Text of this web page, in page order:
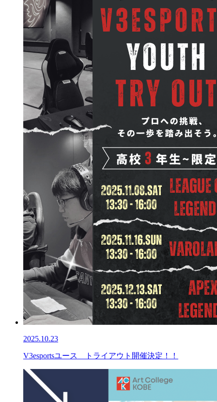
2025.10.23
V3esportsユース トライアウト開催決定！！